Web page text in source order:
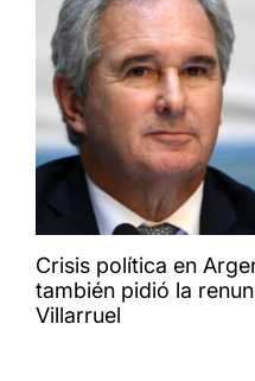
Crisis política en
también pidió la
Villarruel